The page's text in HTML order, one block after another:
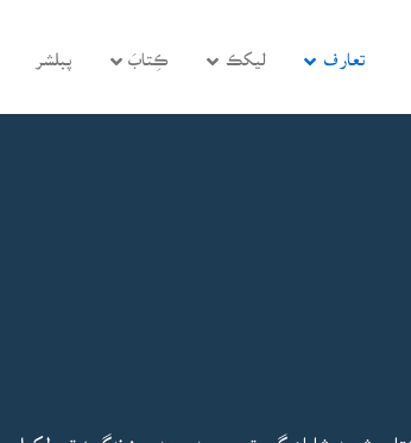
تعارف ليکڪ ڪِتابَ پبلشر
شهيد شايان ڳورڙ جي جدوجهد ۽ زندگيءَ تي لکيل